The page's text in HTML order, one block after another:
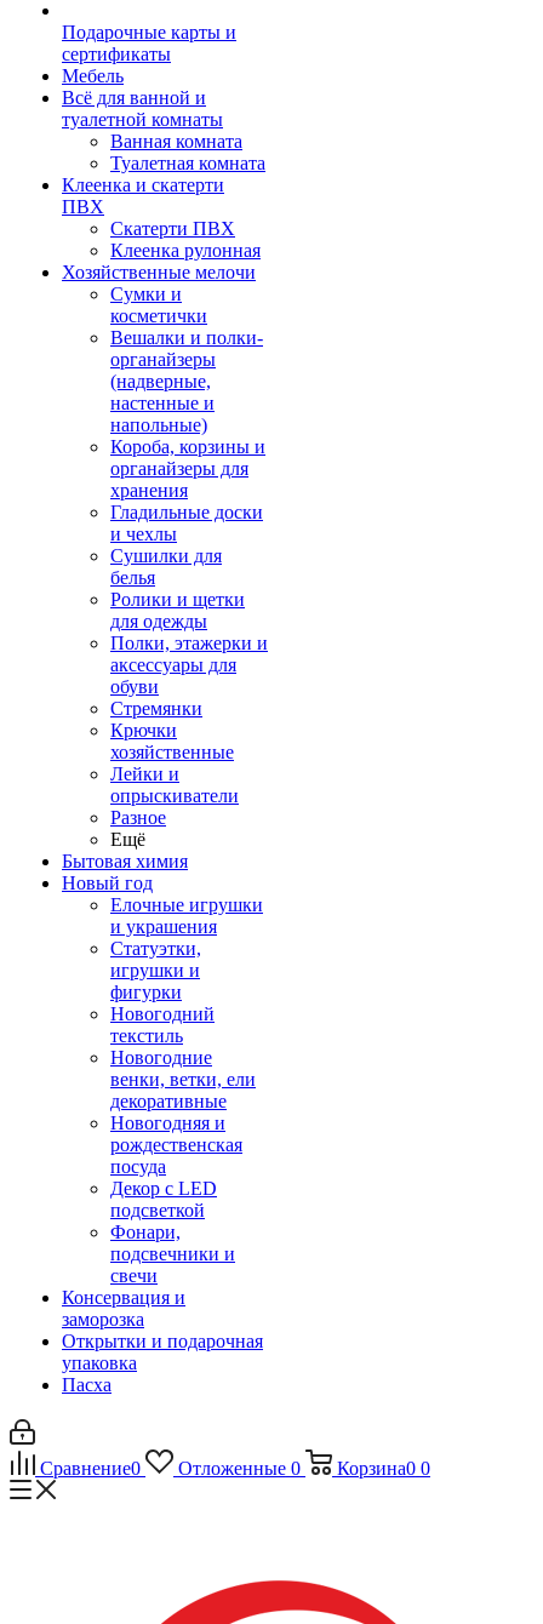
Подарочные карты и
сертификаты
Мебель
Всё для ванной и
туалетной комнаты
Ванная комната
Туалетная комната
Клеенка и скатерти
ПВХ
Скатерти ПВХ
Клеенка рулонная
Хозяйственные мелочи
Сумки и
косметички
Вешалки и полки-
органайзеры
(надверные,
настенные и
напольные)
Короба, корзины и
органайзеры для
хранения
Гладильные доски
и чехлы
Сушилки для
белья
Ролики и щетки
для одежды
Полки, этажерки и
аксессуары для
обуви
Стремянки
Крючки
хозяйственные
Лейки и
опрыскиватели
Разное
Ещё
Бытовая химия
Новый год
Елочные игрушки
и украшения
Статуэтки,
игрушки и
фигурки
Новогодний
текстиль
Новогодние
венки, ветки, ели
декоративные
Новогодняя и
рождественская
посуда
Декор с LED
подсветкой
Фонари,
подсвечники и
свечи
Консервация и
заморозка
Открытки и подарочная
упаковка
Пасха
Сравнение0 Отложенные 0 Корзина0 0